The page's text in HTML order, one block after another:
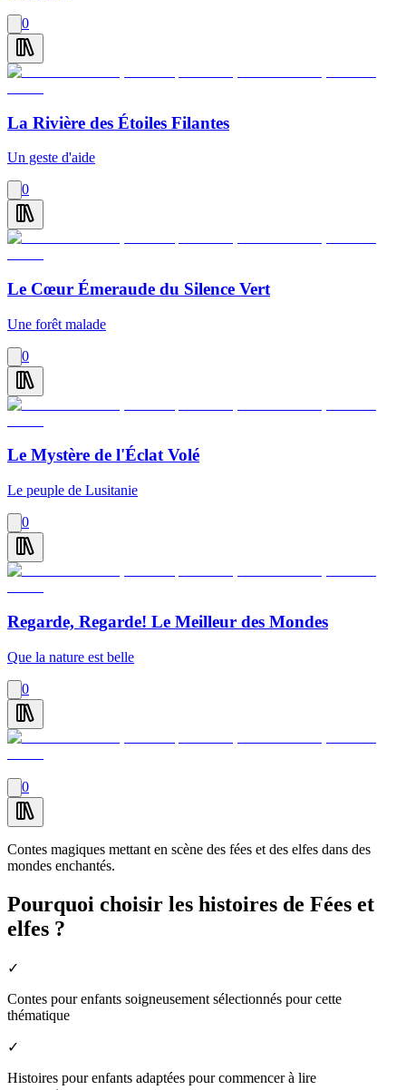
0
La Rivière des Étoiles Filantes
Un geste d'aide
0
Le Cœur Émeraude du Silence Vert
Une forêt malade
0
Le Mystère de l'Éclat Volé
Le peuple de Lusitanie
0
Regarde, Regarde! Le Meilleur des Mondes
Que la nature est belle
0
0
Contes magiques mettant en scène des fées et des elfes dans des
mondes enchantés.
Pourquoi choisir les histoires de Fées et
elfes ?
✓
Contes pour enfants soigneusement sélectionnés pour cette
thématique
✓
Histoires pour enfants adaptées pour commencer à lire